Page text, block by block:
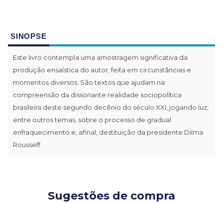
SINOPSE
Este livro contempla uma amostragem significativa da
produção ensaística do autor, feita em circunstâncias e
momentos diversos. São textos que ajudam na
compreensão da dissonante realidade sociopolítica
brasileira deste segundo decênio do século XXI, jogando luz,
entre outros temas, sobre o processo de gradual
enfraquecimento e, afinal, destituição da presidente Dilma
Rousseff.
Sugestões de compra